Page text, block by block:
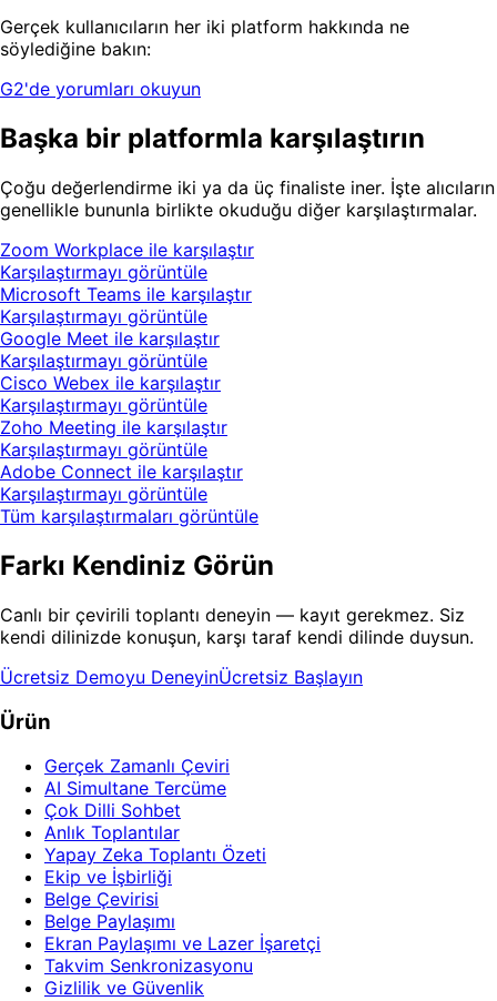
Gerçek kullanıcıların her iki platform hakkında ne
söylediğine bakın:
G2'de yorumları okuyun
Başka bir platformla karşılaştırın
Çoğu değerlendirme iki ya da üç finaliste iner. İşte alıcıların
genellikle bununla birlikte okuduğu diğer karşılaştırmalar.
Zoom Workplace ile karşılaştır
Karşılaştırmayı görüntüle
Microsoft Teams ile karşılaştır
Karşılaştırmayı görüntüle
Google Meet ile karşılaştır
Karşılaştırmayı görüntüle
Cisco Webex ile karşılaştır
Karşılaştırmayı görüntüle
Zoho Meeting ile karşılaştır
Karşılaştırmayı görüntüle
Adobe Connect ile karşılaştır
Karşılaştırmayı görüntüle
Tüm karşılaştırmaları görüntüle
Farkı Kendiniz Görün
Canlı bir çevirili toplantı deneyin — kayıt gerekmez. Siz
kendi dilinizde konuşun, karşı taraf kendi dilinde duysun.
Ücretsiz Demoyu DeneyinÜcretsiz Başlayın
Ürün
Gerçek Zamanlı Çeviri
AI Simultane Tercüme
Çok Dilli Sohbet
Anlık Toplantılar
Yapay Zeka Toplantı Özeti
Ekip ve İşbirliği
Belge Çevirisi
Belge Paylaşımı
Ekran Paylaşımı ve Lazer İşaretçi
Takvim Senkronizasyonu
Gizlilik ve Güvenlik